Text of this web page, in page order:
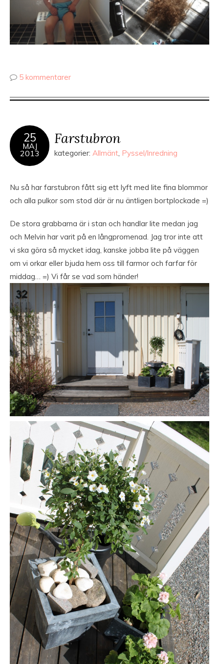
5 kommentarer
25
MAJ
2013
Farstubron
kategorier: Allmänt, Pyssel/Inredning
Nu så har farstubron fått sig ett lyft med lite fina blommor
och alla pulkor som stod där är nu äntligen bortplockade =)
De stora grabbarna är i stan och handlar lite medan jag
och Melvin har varit på en långpromenad. Jag tror inte att
vi ska göra så mycket idag, kanske jobba lite på väggen
om vi orkar eller bjuda hem oss till farmor och farfar för
middag… =) Vi får se vad som händer!